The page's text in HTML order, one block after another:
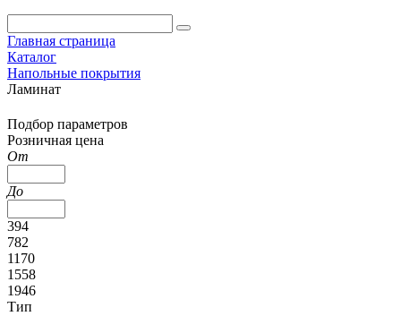
Главная страница
Каталог
Напольные покрытия
Ламинат
Подбор параметров
Розничная цена
От
До
394
782
1170
1558
1946
Тип